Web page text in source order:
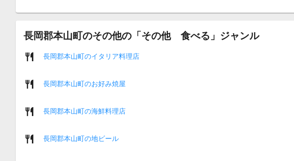
長岡郡本山町のその他の「その他 食べる」ジャンル
長岡郡本山町のイタリア料理店
長岡郡本山町のお好み焼屋
長岡郡本山町の海鮮料理店
長岡郡本山町の地ビール